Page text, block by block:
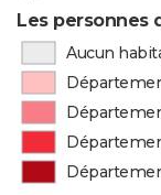
Les personnes
Aucun